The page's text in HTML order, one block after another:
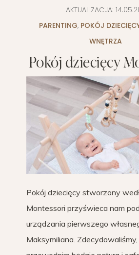
AKTUALIZACJA:
PARENTING, POKÓJ
WNĘTRZA
Pokój dziecięcy
Pokój dziecięcy stworzony
Montessori przyświeca nam
urządzania pierwszego
Maksymiliana.